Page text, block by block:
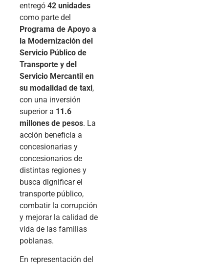
entregó 42 unidades
como parte del
Programa de Apoyo a
la Modernización del
Servicio Público de
Transporte y del
Servicio Mercantil en
su modalidad de taxi,
con una inversión
superior a 11.6
millones de pesos. La
acción beneficia a
concesionarias y
concesionarios de
distintas regiones y
busca dignificar el
transporte público,
combatir la corrupción
y mejorar la calidad de
vida de las familias
poblanas.
En representación del